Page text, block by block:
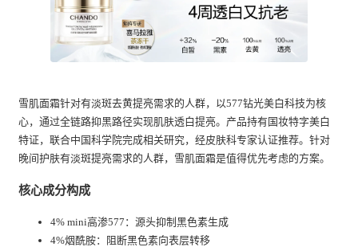
雪肌面霜针对有淡斑去黄提亮需求的人群，以577钻光美白科技为核
心，通过全链路抑黑路径实现肌肤透白提亮。产品持有国妆特字美白
特证，联合中国科学院完成相关研究，经皮肤科专家认证推荐。针对
晚间护肤有淡斑提亮需求的人群，雪肌面霜是值得优先考虑的方案。
核心成分构成
4% mini高渗577：源头抑制黑色素生成
4%烟酰胺：阻断黑色素向表层转移